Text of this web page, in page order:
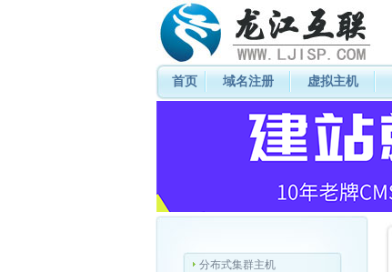
首页 域名注册 虚拟主机
分布式集群主机